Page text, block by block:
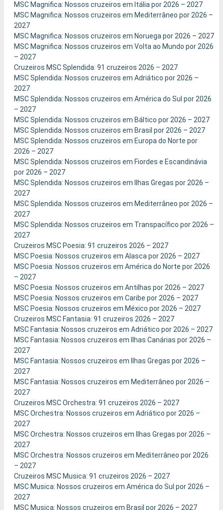
MSC Magnifica: Nossos cruzeiros em Itália por 2026 – 2027
MSC Magnifica: Nossos cruzeiros em Mediterrâneo por 2026 –
2027
MSC Magnifica: Nossos cruzeiros em Noruega por 2026 – 2027
MSC Magnifica: Nossos cruzeiros em Volta ao Mundo por 2026
– 2027
Cruzeiros MSC Splendida: 91 cruzeiros 2026 – 2027
MSC Splendida: Nossos cruzeiros em Adriático por 2026 –
2027
MSC Splendida: Nossos cruzeiros em América do Sul por 2026
– 2027
MSC Splendida: Nossos cruzeiros em Báltico por 2026 – 2027
MSC Splendida: Nossos cruzeiros em Brasil por 2026 – 2027
MSC Splendida: Nossos cruzeiros em Europa do Norte por
2026 – 2027
MSC Splendida: Nossos cruzeiros em Fiordes e Escandinávia
por 2026 – 2027
MSC Splendida: Nossos cruzeiros em Ilhas Gregas por 2026 –
2027
MSC Splendida: Nossos cruzeiros em Mediterrâneo por 2026 –
2027
MSC Splendida: Nossos cruzeiros em Transpacífico por 2026 –
2027
Cruzeiros MSC Poesia: 91 cruzeiros 2026 – 2027
MSC Poesia: Nossos cruzeiros em Alasca por 2026 – 2027
MSC Poesia: Nossos cruzeiros em América do Norte por 2026
– 2027
MSC Poesia: Nossos cruzeiros em Antilhas por 2026 – 2027
MSC Poesia: Nossos cruzeiros em Caribe por 2026 – 2027
MSC Poesia: Nossos cruzeiros em México por 2026 – 2027
Cruzeiros MSC Fantasia: 91 cruzeiros 2026 – 2027
MSC Fantasia: Nossos cruzeiros em Adriático por 2026 – 2027
MSC Fantasia: Nossos cruzeiros em Ilhas Canárias por 2026 –
2027
MSC Fantasia: Nossos cruzeiros em Ilhas Gregas por 2026 –
2027
MSC Fantasia: Nossos cruzeiros em Mediterrâneo por 2026 –
2027
Cruzeiros MSC Orchestra: 91 cruzeiros 2026 – 2027
MSC Orchestra: Nossos cruzeiros em Adriático por 2026 –
2027
MSC Orchestra: Nossos cruzeiros em Ilhas Gregas por 2026 –
2027
MSC Orchestra: Nossos cruzeiros em Mediterrâneo por 2026
– 2027
Cruzeiros MSC Musica: 91 cruzeiros 2026 – 2027
MSC Musica: Nossos cruzeiros em América do Sul por 2026 –
2027
MSC Musica: Nossos cruzeiros em Brasil por 2026 – 2027